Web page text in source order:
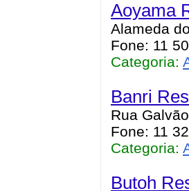
Aoyama
Alameda
Fone: 11
Categoria:
Banri
Rua
Fone: 11
Categoria:
Butoh